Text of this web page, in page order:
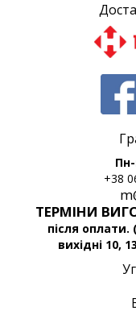
+38
ТЕРМІНИ
після
вихідні 10,